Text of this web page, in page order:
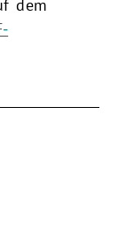
dem